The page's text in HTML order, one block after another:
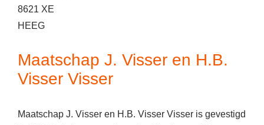
8621 XE
HEEG
Maatschap J. Visser en H.B.
Visser Visser
Maatschap J. Visser en H.B. Visser Visser is gevestigd